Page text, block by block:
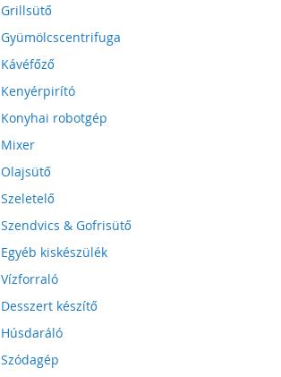
Grillsütő
Gyümölcscentrifuga
Kávéfőző
Kenyérpirító
Konyhai robotgép
Mixer
Olajsütő
Szeletelő
Szendvics & Gofrisütő
Egyéb kiskészülék
Vízforraló
Desszert készítő
Húsdaráló
Szódagép